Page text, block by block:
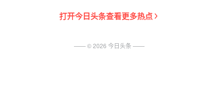
打开今日头条查看更多热点
—— ©2026 今日头条 ——